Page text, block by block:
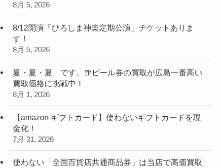
8月 5, 2026
8/12開演「ひろしま神楽定期公演」チケットありま
す！
8月 5, 2026
夏・夏・夏 です。🍺ビール券の買取が広島一番高い
買取価格に挑戦中！
8月 1, 2026
【amazon ギフトカード】使わないギフトカードを現
金化！
7月 31, 2026
使わない「全国百貨店共通商品券」は当店で高価買取